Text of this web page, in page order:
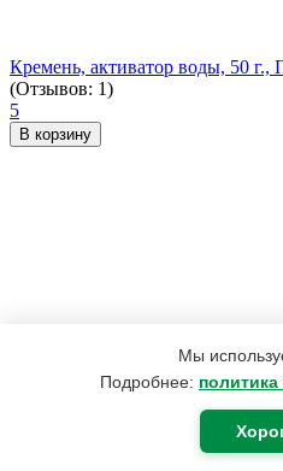
Мы
Подробнее:
Кремень, активатор воды, 50 г.,
(Отзывов: 1)
5
В корзину